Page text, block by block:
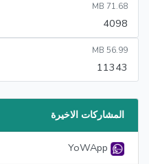
71.68 MB
4098
56.99 MB
11343
المشاركات الاخيرة